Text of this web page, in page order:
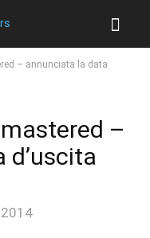
– annunciata la data
–
d’uscita